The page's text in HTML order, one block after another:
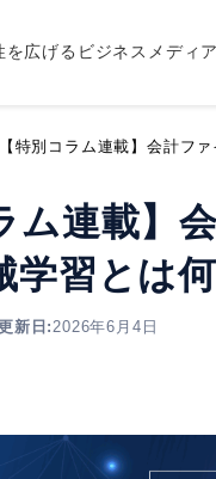
を広げるビジネスメディア
【特別コラム連載】会計フ
ム連載】
習とは
新日:2026年6月4日